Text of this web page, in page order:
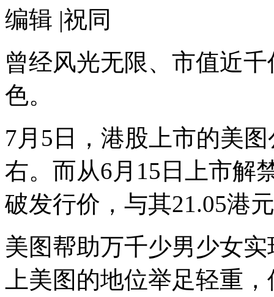
逆
袭
的
会，
尽
管
资
本
场
并
看
以
美
为
代
美
编辑 |祝同
曾经风光无限、市值近
色。
7月5日，港股上市的美
右。而从6月15日上市解
破发行价，与其21.05港
美图帮助万千少男少女
上美图的地位举足轻重